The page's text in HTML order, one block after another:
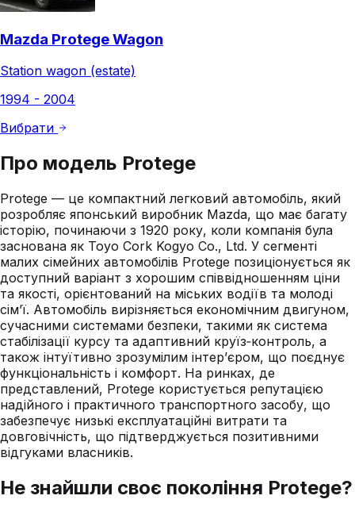
Mazda Protege Wagon
Station wagon (estate)
1994 - 2004
Вибрати
Про модель Protege
Protege — це компактний легковий автомобіль, який
розробляє японський виробник Mazda, що має багату
історію, починаючи з 1920 року, коли компанія була
заснована як Toyo Cork Kogyo Co., Ltd. У сегменті
малих сімейних автомобілів Protege позиціонується як
доступний варіант з хорошим співвідношенням ціни
та якості, орієнтований на міських водіїв та молоді
сім’ї. Автомобіль вирізняється економічним двигуном,
сучасними системами безпеки, такими як система
стабілізації курсу та адаптивний круїз‑контроль, а
також інтуїтивно зрозумілим інтер’єром, що поєднує
функціональність і комфорт. На ринках, де
представлений, Protege користується репутацією
надійного і практичного транспортного засобу, що
забезпечує низькі експлуатаційні витрати та
довговічність, що підтверджується позитивними
відгуками власників.
Не знайшли своє покоління Protege?